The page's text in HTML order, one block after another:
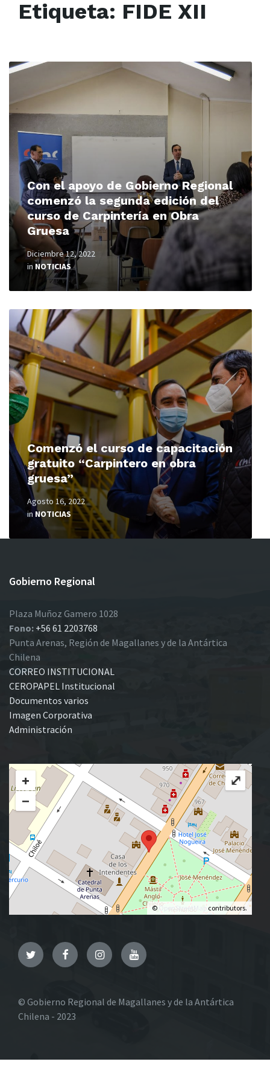
Etiqueta: FIDE XII
Con el apoyo de Gobierno Regional
comenzó la segunda edición del
curso de Carpintería en Obra
Gruesa
Diciembre 12, 2022
in NOTICIAS
Read
More
Comenzó el curso de capacitación
gratuito “Carpintero en obra
gruesa”
Agosto 16, 2022
in NOTICIAS
Read
More
Gobierno Regional
Plaza Muñoz Gamero 1028
Fono: +56 61 2203768
Punta Arenas, Región de Magallanes y de la Antártica
Chilena
CORREO INSTITUCIONAL
CEROPAPEL Institucional
Documentos varios
Imagen Corporativa
Administración
+
−
© OpenStreetMap contributors.
⤢
TwitterFacebookInstagramYouTube
© Gobierno Regional de Magallanes y de la Antártica
Chilena - 2023